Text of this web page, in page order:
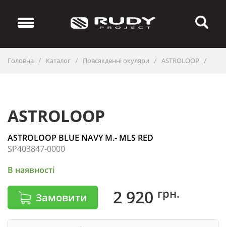
Головна / Каталог / Повсякденні окуляри / ASTROLOOP /
ASTROLOOP
ASTROLOOP BLUE NAVY M.- MLS RED
SP403847-0000
В наявності
Замовити 2 920 грн.